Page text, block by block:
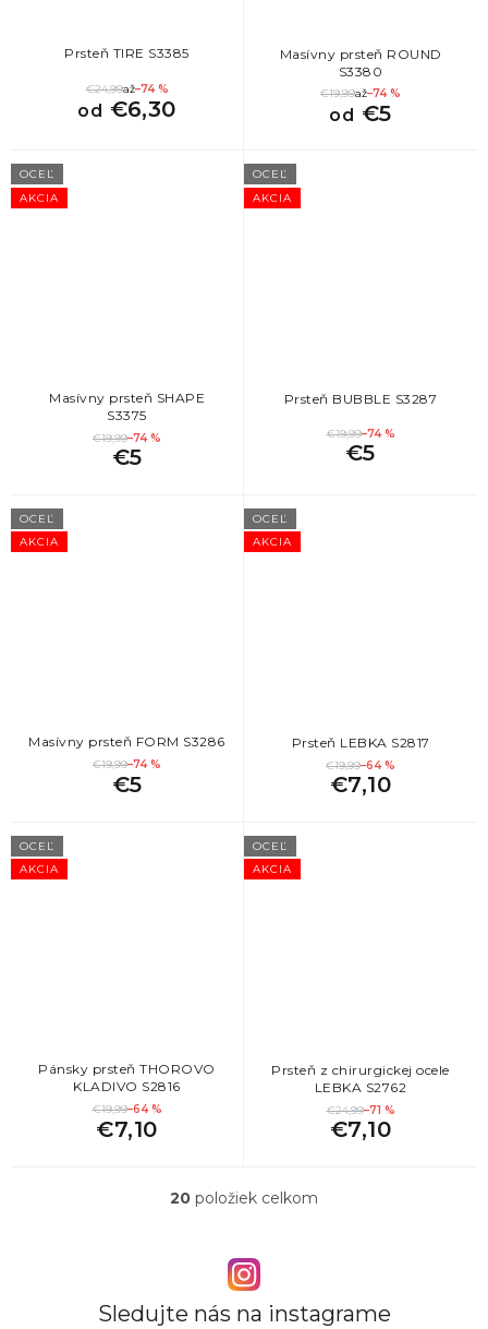
Prsteň TIRE S3385
€24,99až–74 %
od €6,30
Masívny prsteň ROUND
S3380
€19,99až–74 %
od €5
AKCIA
OCEĽ
Masívny prsteň SHAPE
S3375
€19,99–74 %
€5
AKCIA
OCEĽ
Prsteň BUBBLE S3287
€19,99–74 %
€5
AKCIA
OCEĽ
Masívny prsteň FORM S3286
€19,99–74 %
€5
AKCIA
OCEĽ
Prsteň LEBKA S2817
€19,99–64 %
€7,10
AKCIA
OCEĽ
Pánsky prsteň THOROVO
KLADIVO S2816
€19,99–64 %
€7,10
AKCIA
OCEĽ
Prsteň z chirurgickej ocele
LEBKA S2762
€24,99–71 %
€7,10
O
á
d
a
20 položiek celkom
Sledujte nás na instagrame